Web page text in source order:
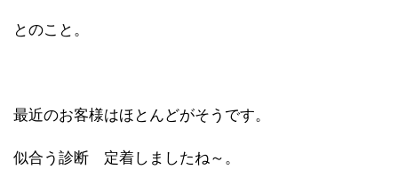
とのこと。
最近のお客様はほとんどがそうです。
似合う診断 定着しましたね～。